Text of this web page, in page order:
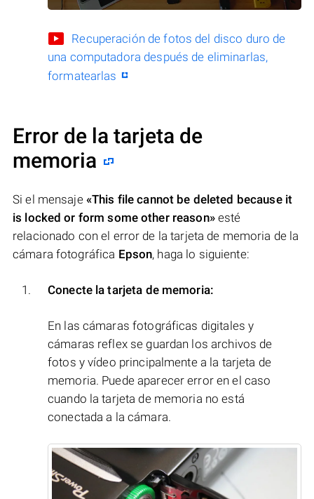
Recuperación de fotos del disco duro de
una computadora después de eliminarlas,
formatearlas
Error de la tarjeta de
memoria
Si el mensaje «This file cannot be deleted because it
is locked or form some other reason»esté
relacionado con el error de la tarjeta de memoria de la
cámara fotográfica Epson, haga lo siguiente:
Conecte la tarjeta de memoria:
En las cámaras fotográficas digitales y
cámaras reflex se guardan los archivos de
fotos y vídeo principalmente a la tarjeta de
memoria. Puede aparecer error en el caso
cuando la tarjeta de memoria no está
conectada a la cámara.